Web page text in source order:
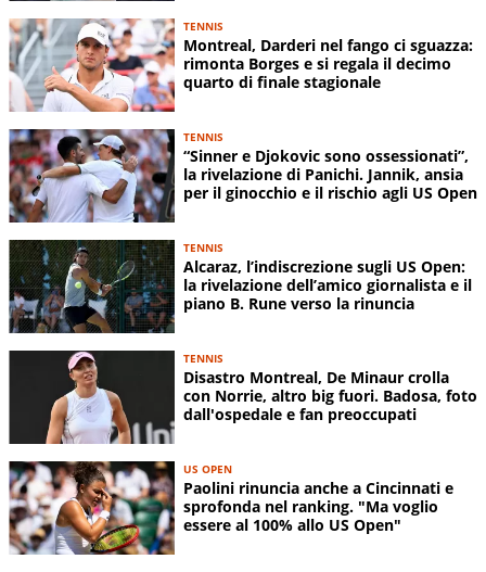
TENNIS
Montreal, Darderi nel fango ci sguazza:
rimonta Borges e si regala il decimo
quarto di finale stagionale
TENNIS
“Sinner e Djokovic sono ossessionati”,
la rivelazione di Panichi. Jannik, ansia
per il ginocchio e il rischio agli US Open
TENNIS
Alcaraz, l’indiscrezione sugli US Open:
la rivelazione dell’amico giornalista e il
piano B. Rune verso la rinuncia
TENNIS
Disastro Montreal, De Minaur crolla
con Norrie, altro big fuori. Badosa, foto
dall'ospedale e fan preoccupati
US OPEN
Paolini rinuncia anche a Cincinnati e
sprofonda nel ranking. "Ma voglio
essere al 100% allo US Open"